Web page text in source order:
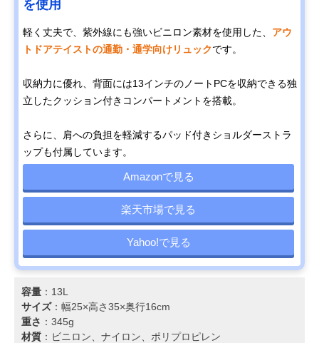
を使用
軽く丈夫で、紫外線にも強いビニロン素材を使用した、 アウ
トドアテイストの通勤・通学向けリュックです。
収納力に優れ、背面には13インチのノートPCを収納できる独
立したクッション付きコンパートメントを搭載。
さらに、肩への負担を軽減するパッド付きショルダーストラ
ップも付属しています。
Amazonで見る
楽天市場で見る
Yahoo!で見る
容量 ：13L
サイズ：幅25×高さ35×奥行16cm
重さ ：345g
材質 ：ビニロン、ナイロン、ポリプロピレン